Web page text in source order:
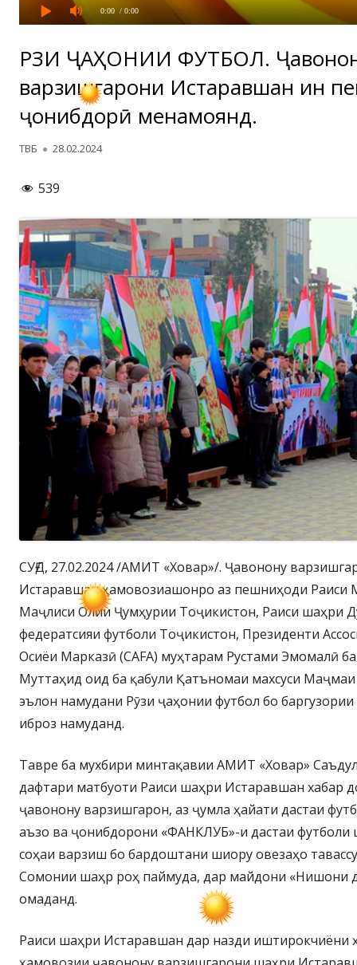
0:00 / 0:00
РӮЗИ ҶАҲОНИИ ФУТБОЛ.
варзишгарони Истаравшан ин
ҷонибдорӣ менамоянд.
Автор
ТВБ Опубликовано
28.02.2024
539
СУҒД, 27.02.2024 /АМИТ «Ховар»/. Ҷавонону
Истаравшан ҳамовозиашонро аз пешниҳоди Раиси
Маҷлиси Олии Ҷумҳурии Тоҷикистон, Раиси шаҳри
федератсияи футболи Тоҷикистон, Президенти
Осиёи Марказӣ (CAFA) муҳтарам Рустами Эмомалӣ
Муттаҳид оид ба қабули Қатъномаи махсуси
эълон намудани Рӯзи ҷаҳонии футбол бо
иброз намуданд.
Тавре ба мухбири минтақавии АМИТ «Ховар»
дафтари матбуоти Раиси шаҳри Истаравшан хабар
ҷавонону варзишгарон, аз ҷумла ҳайати дастаи
аъзо ва ҷонибдорони «ФАНКЛУБ»-и дастаи футболи
соҳаи варзиш бо бардоштани шиору овезаҳо
Сомонии шаҳр роҳ паймуда, дар майдони «Нишони
омаданд.
Раиси шаҳри Истаравшан дар назди иштирокчиёни